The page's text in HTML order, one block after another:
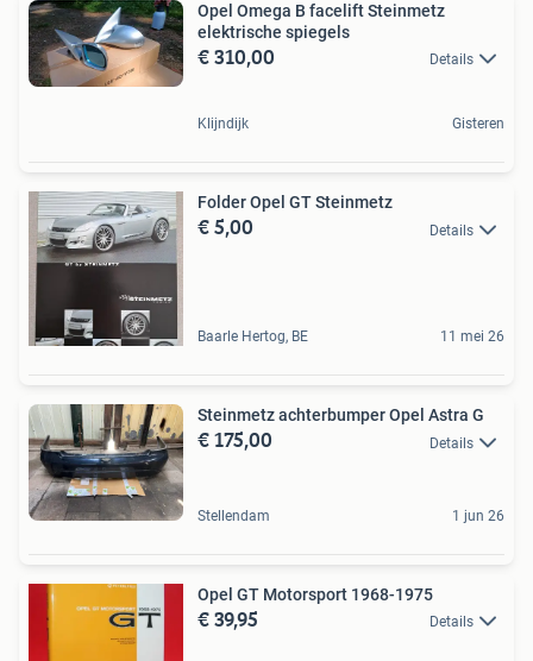
Opel Omega B facelift Steinmetz
elektrische spiegels
€ 310,00 Details
Klijndijk Gisteren
Folder Opel GT Steinmetz
€ 5,00 Details
Baarle Hertog, BE 11 mei 26
Steinmetz achterbumper Opel Astra G
€ 175,00 Details
Stellendam 1 jun 26
Opel GT Motorsport 1968-1975
€ 39,95 Details